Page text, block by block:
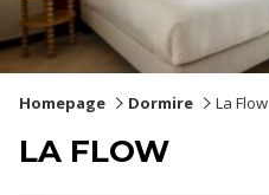
Homepage Dormire La Flow
LA FLOW